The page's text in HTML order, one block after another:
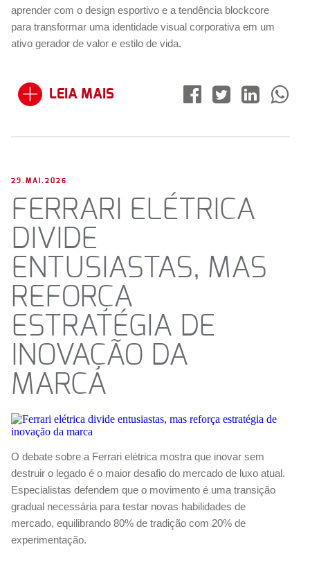
aprender com o design esportivo e a tendência blockcore
para transformar uma identidade visual corporativa em um
ativo gerador de valor e estilo de vida.
LEIA MAIS
29.MAI.2026
FERRARI ELÉTRICA
DIVIDE
ENTUSIASTAS, MAS
REFORÇA
ESTRATÉGIA DE
INOVAÇÃO DA
MARCA
O debate sobre a Ferrari elétrica mostra que inovar sem
destruir o legado é o maior desafio do mercado de luxo atual.
Especialistas defendem que o movimento é uma transição
gradual necessária para testar novas habilidades de
mercado, equilibrando 80% de tradição com 20% de
experimentação.